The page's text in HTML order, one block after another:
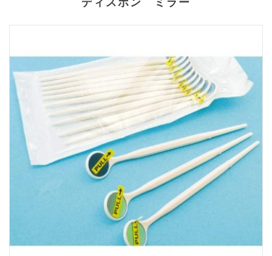
ディスポン ミラー